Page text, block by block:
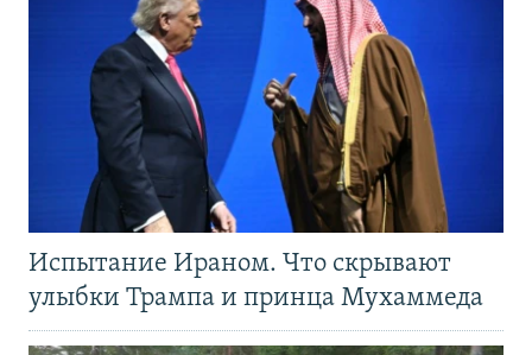
Испытание Ираном. Что скрывают
улыбки Трампа и принца Мухаммеда